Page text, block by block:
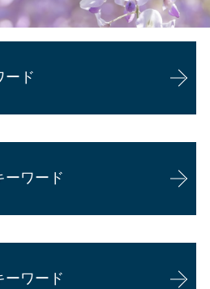
ード
ーワード
ーワード